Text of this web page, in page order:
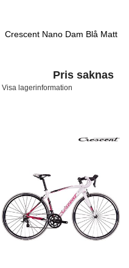
Crescent Nano Dam Blå Matt
Pris saknas
Visa lagerinformation